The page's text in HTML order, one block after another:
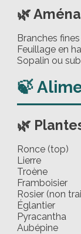
🌿
Branches
Feuillage en
Sopalin ou
🍃
🌿
Ronce (top)
Lierre
Troène
Framboisier
Rosier (non
Églantier
Pyracantha
Aubépine